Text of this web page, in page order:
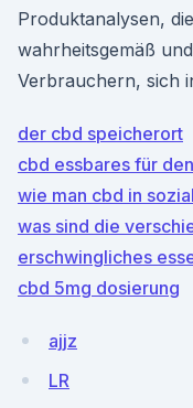
Produktanalysen,
wahrheitsgemäß
Verbrauchern, sich
der cbd speicherort
cbd essbares für
wie man cbd in
was sind die
erschwingliches
cbd 5mg dosierung
ajjz
LR